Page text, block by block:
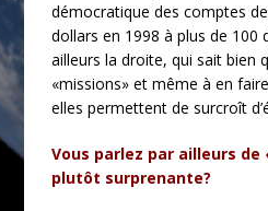
démocratique des comptes
dollars en 1998 à plus de
ailleurs la droite, qui sait bien
«missions» et même à en
elles permettent de surcroît
Vous parlez par ailleurs
plutôt surprenante?